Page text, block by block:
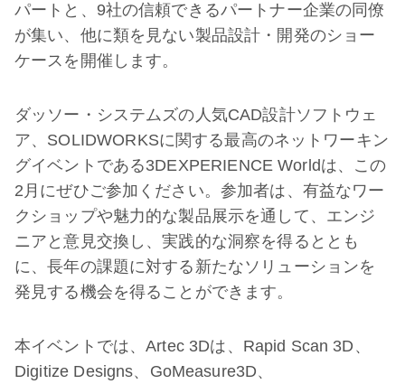
パートと、9社の信頼できるパートナー企業の同僚
が集い、他に類を見ない製品設計・開発のショー
ケースを開催します。
ダッソー・システムズの人気CAD設計ソフトウェ
ア、SOLIDWORKSに関する最高のネットワーキン
グイベントである3DEXPERIENCE Worldは、この
2月にぜひご参加ください。参加者は、有益なワー
クショップや魅力的な製品展示を通して、エンジ
ニアと意見交換し、実践的な洞察を得るととも
に、長年の課題に対する新たなソリューションを
発見する機会を得ることができます。
本イベントでは、Artec 3Dは、Rapid Scan 3D、
Digitize Designs、GoMeasure3D、